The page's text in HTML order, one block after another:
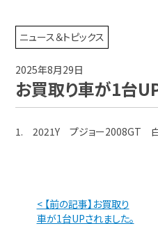
TUCの買取実績
店舗紹介
ニュース＆トピックス
2025年8月29日
お買取り車が1台
1. 2021Y プジョー2008GT
< 【前の記事】お買取り
車が1台UPされました。